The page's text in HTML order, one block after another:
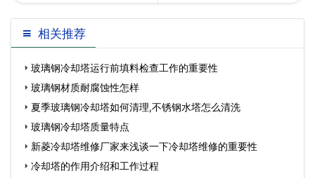
冷系统高低压不正常原因和
解决办法有哪些…
形冷却塔的产品特点
相关推荐
玻璃钢冷却塔运行前填料检查工作的重要性
玻璃钢材质耐腐蚀性怎样
夏季玻璃钢冷却塔如何清理,不锈钢水塔怎么清洗
玻璃钢冷却塔质量特点
新菱冷却塔维修厂家来浅谈一下冷却塔维修的重要性
冷却塔的作用介绍和工作过程